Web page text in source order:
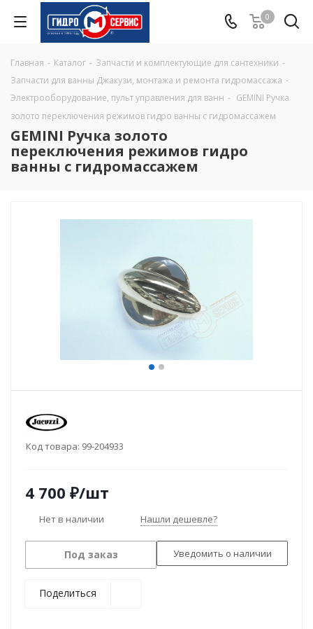
0
Главная - Каталог - Запчасти и комплектующие для сантехники -
Запчасти для ванны Джакузи, монтажа и ремонта гидромассажа -
Электрооборудование, пульт управления для ванн - GEMINI Ручка
золото переключения режимов гидро ванны с гидромассажем
GEMINI Ручка золото
переключения режимов гидро
ванны с гидромассажем
Код товара: 99-204933
4 700 ₽/шт
Нет в наличии Нашли дешевле?
Под заказ Уведомить о наличии
Поделиться